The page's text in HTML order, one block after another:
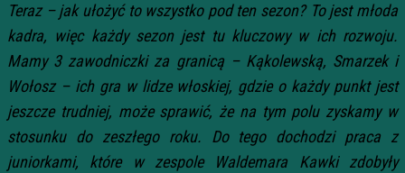
Teraz – jak ułożyć to wszystko pod ten sezon? To jest młoda
kadra, więc każdy sezon jest tu kluczowy w ich rozwoju.
Mamy 3 zawodniczki za granicą – Kąkolewską, Smarzek i
Wołosz – ich gra w lidze włoskiej, gdzie o każdy punkt jest
jeszcze trudniej, może sprawić, że na tym polu zyskamy w
stosunku do zeszłego roku. Do tego dochodzi praca z
juniorkami, które w zespole Waldemara Kawki zdobyły